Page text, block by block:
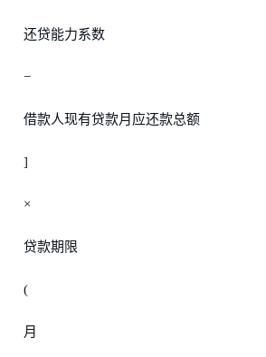
还贷能力系数
−
借款人现有贷款月应还款总额
]
×
贷款期限
(
月